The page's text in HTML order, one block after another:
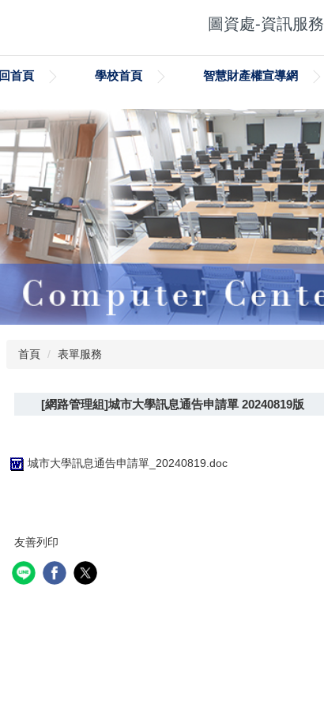
圖資處-資訊服務
回首頁 學校首頁 智慧財產權宣導網
首頁 表單服務
[網路管理組]城市大學訊息通告申請單 20240819版
城市大學訊息通告申請單_20240819.doc
友善列印